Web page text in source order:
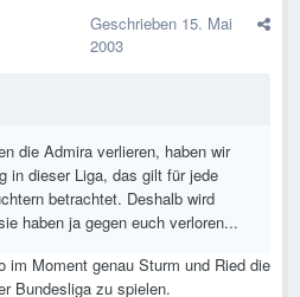
Geschrieben 15. Mai
2003
die Admira verlieren, haben wir
in dieser Liga, das gilt für jede
betrachtet. Deshalb wird
haben ja gegen euch verloren...
im Moment genau Sturm und Ried die
Bundesliga zu spielen.